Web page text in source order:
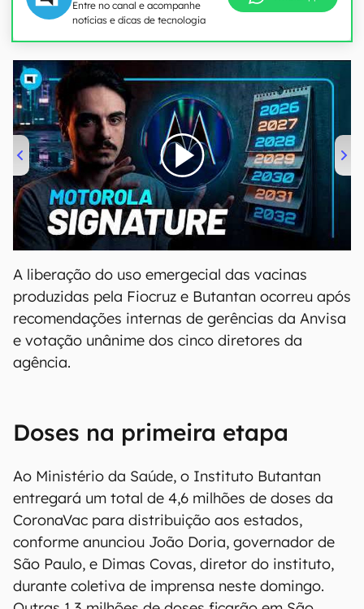
Entre no canal e acompanhe
notícias e dicas de tecnologia
00:00/20:46
A liberação do uso emergecial das vacinas
produzidas pela Fiocruz e Butantan ocorreu após
recomendações internas de gerências da Anvisa
e votação unânime dos cinco diretores da
agência.
Doses na primeira etapa
Ao Ministério da Saúde, o Instituto Butantan
entregará um total de 4,6 milhões de doses da
CoronaVac para distribuição aos estados,
conforme anunciou João Doria, governador de
São Paulo, e Dimas Covas, diretor do instituto,
durante coletiva de imprensa neste domingo.